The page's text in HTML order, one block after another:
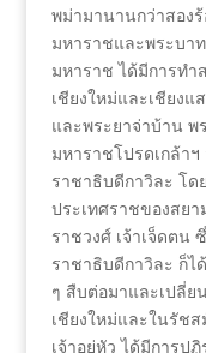
พม่ามานานกว่าสอง
มหาราชและพระบา
มหาราช ได้มีการทำ
เชียงใหม่และเชียงแ
และพระยาจ่าบ้าน พ
มหาราชโปรดเกล้า
ราชาธิบดีกาวิละ โด
ประเทศราชของสย
ราชวงศ์ เจ้าเจ็ดตน
ราชาธิบดีกาวิละ ก็ไ
ๆ สืบต่อมาและเปลี่ย
เชียงใหม่และในรัช
เจ้าอยู่หัว ได้มีการป